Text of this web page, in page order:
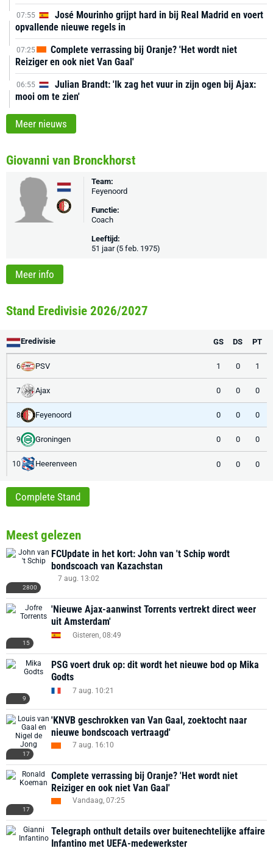
07:55
José Mourinho grijpt hard in bij Real Madrid en voert
opvallende nieuwe regels in
07:25
Complete verrassing bij Oranje? 'Het wordt niet
Reiziger en ook niet Van Gaal'
06:55
Julian Brandt: 'Ik zag het vuur in zijn ogen bij Ajax:
mooi om te zien'
Meer nieuws
Giovanni van Bronckhorst
Team:
Feyenoord
Functie:
Coach
Leeftijd:
51 jaar (5 feb. 1975)
Meer info
Stand Eredivisie 2026/2027
Eredivisie GS DS PT
6 PSV 1 0 1
7 Ajax 0 0 0
8 Feyenoord 0 0 0
9 Groningen 0 0 0
10 Heerenveen 0 0 0
Complete Stand
Meest gelezen
2800
FCUpdate in het kort: John van 't Schip wordt
bondscoach van Kazachstan
7 aug. 13:02
15
'Nieuwe Ajax-aanwinst Torrents vertrekt direct weer
uit Amsterdam'
Gisteren, 08:49
9
PSG voert druk op: dit wordt het nieuwe bod op Mika
Godts
7 aug. 10:21
17
'KNVB geschrokken van Van Gaal, zoektocht naar
nieuwe bondscoach vertraagd'
7 aug. 16:10
17
Complete verrassing bij Oranje? 'Het wordt niet
Reiziger en ook niet Van Gaal'
Vandaag, 07:25
Telegraph onthult details over buitenechtelijke affaire
Infantino met UEFA-medewerkster